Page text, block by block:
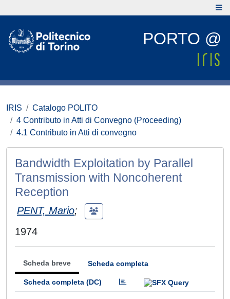
PORTO @
IRIS
Catalogo POLITO
4 Contributo in Atti di Convegno (Proceeding)
4.1 Contributo in Atti di convegno
Bandwidth Exploitation by Parallel
Transmission with Noncoherent
Reception
PENT, Mario;
1974
Scheda breve Scheda completa
Scheda completa (DC)